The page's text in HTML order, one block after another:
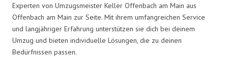
Experten von Umzugsmeister Keller Offenbach am Main aus
Offenbach am Main zur Seite. Mit ihrem umfangreichen Service
und langjähriger Erfahrung unterstützen sie dich bei deinem
Umzug und bieten individuelle Lösungen, die zu deinen
Bedürfnissen passen.